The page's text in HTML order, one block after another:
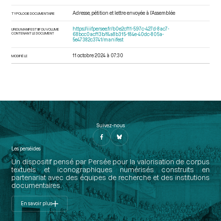
TYPOLOGIE DOCUMENTAIRE Adresse, pétition et lettre envoyée à l’Assemblée
URI DU MANIFEST IIIF DU VOLUME
CONTENANT LE DOCUMENT
https://iiif.persee.fr/b0e2cf11-597c-427d-8ac7-
68bcc0acf13b/f4a8b315-184e-40dc-805a-
5e47382c3741/manifest
MODIFIÉ LE 11 octobre 2024 à 07:30
Suivez-nous
Les perséides
Un dispositif pensé par Persée pour la valorisation de corpus
textuels et iconographiques numérisés construits en
partenariat avec des équipes de recherche et des institutions
documentaires.
En savoir plus